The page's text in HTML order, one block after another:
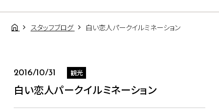
スタッフブログ 白い恋人パークイルミネーション
2016/10/31 観光
白い恋人パークイルミネーション